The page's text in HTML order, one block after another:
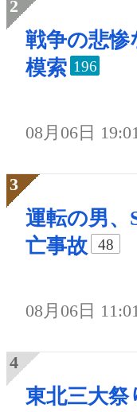
戦争の悲惨
模索 196
08月06日
運転の男、
亡事故
48
08月06日
東北三大祭